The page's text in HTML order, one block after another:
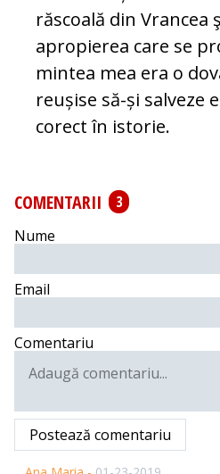
răscoală din Vrancea
apropierea care se
mintea mea era o
reușise să-și salveze
corect în istorie.
COMENTARII
3
Nume
Email
Comentariu
Postează comentariu